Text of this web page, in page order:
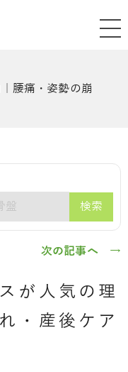
腰痛・姿勢の崩
検索
次の記事へ →
が人気の理
・産後ケア